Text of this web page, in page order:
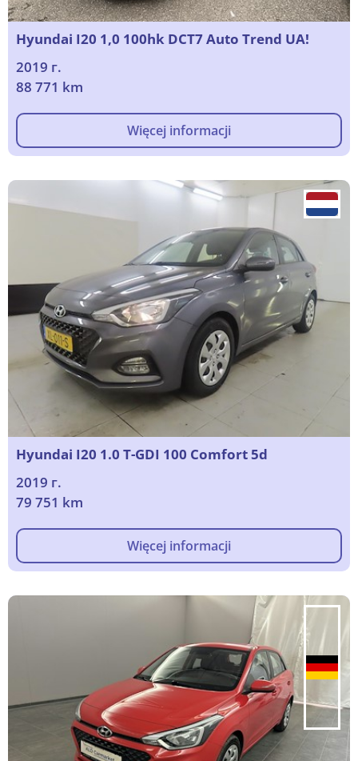
Hyundai I20 1,0 100hk DCT7 Auto Trend UA!
2019 г.
88 771 km
Więcej informacji
Hyundai I20 1.0 T-GDI 100 Comfort 5d
2019 г.
79 751 km
Więcej informacji